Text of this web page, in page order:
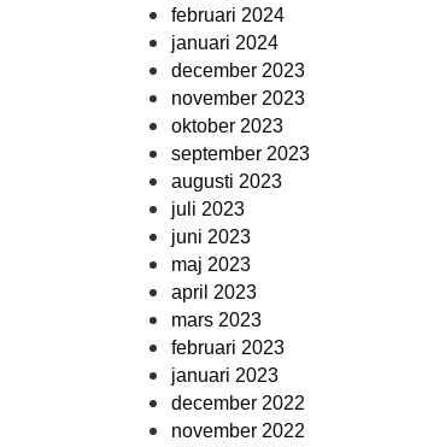
februari 2024
januari 2024
december 2023
november 2023
oktober 2023
september 2023
augusti 2023
juli 2023
juni 2023
maj 2023
april 2023
mars 2023
februari 2023
januari 2023
december 2022
november 2022